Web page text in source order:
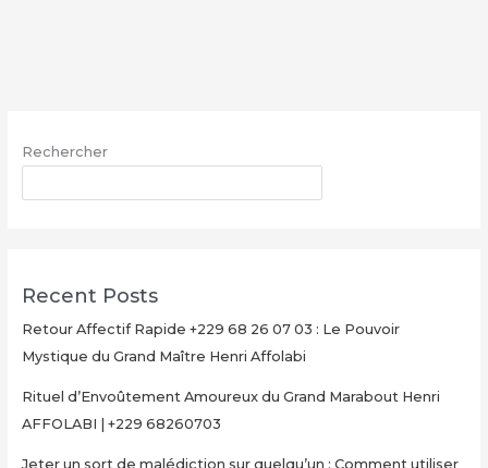
Comment
ce
et
de
vengeance
+229
68
Rechercher
Recent Posts
Retour Affectif Rapide +229 68 26 07 03 : Le Pouvoir
Mystique du Grand Maître Henri Affolabi
Rituel d’Envoûtement Amoureux du Grand Marabout Henri
AFFOLABI | +229 68260703
Jeter un sort de malédiction sur quelqu’un : Comment utiliser